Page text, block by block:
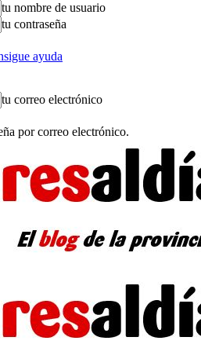
tu nombre de usuario
tu contraseña
ayuda
tu correo electrónico
por correo electrónico.